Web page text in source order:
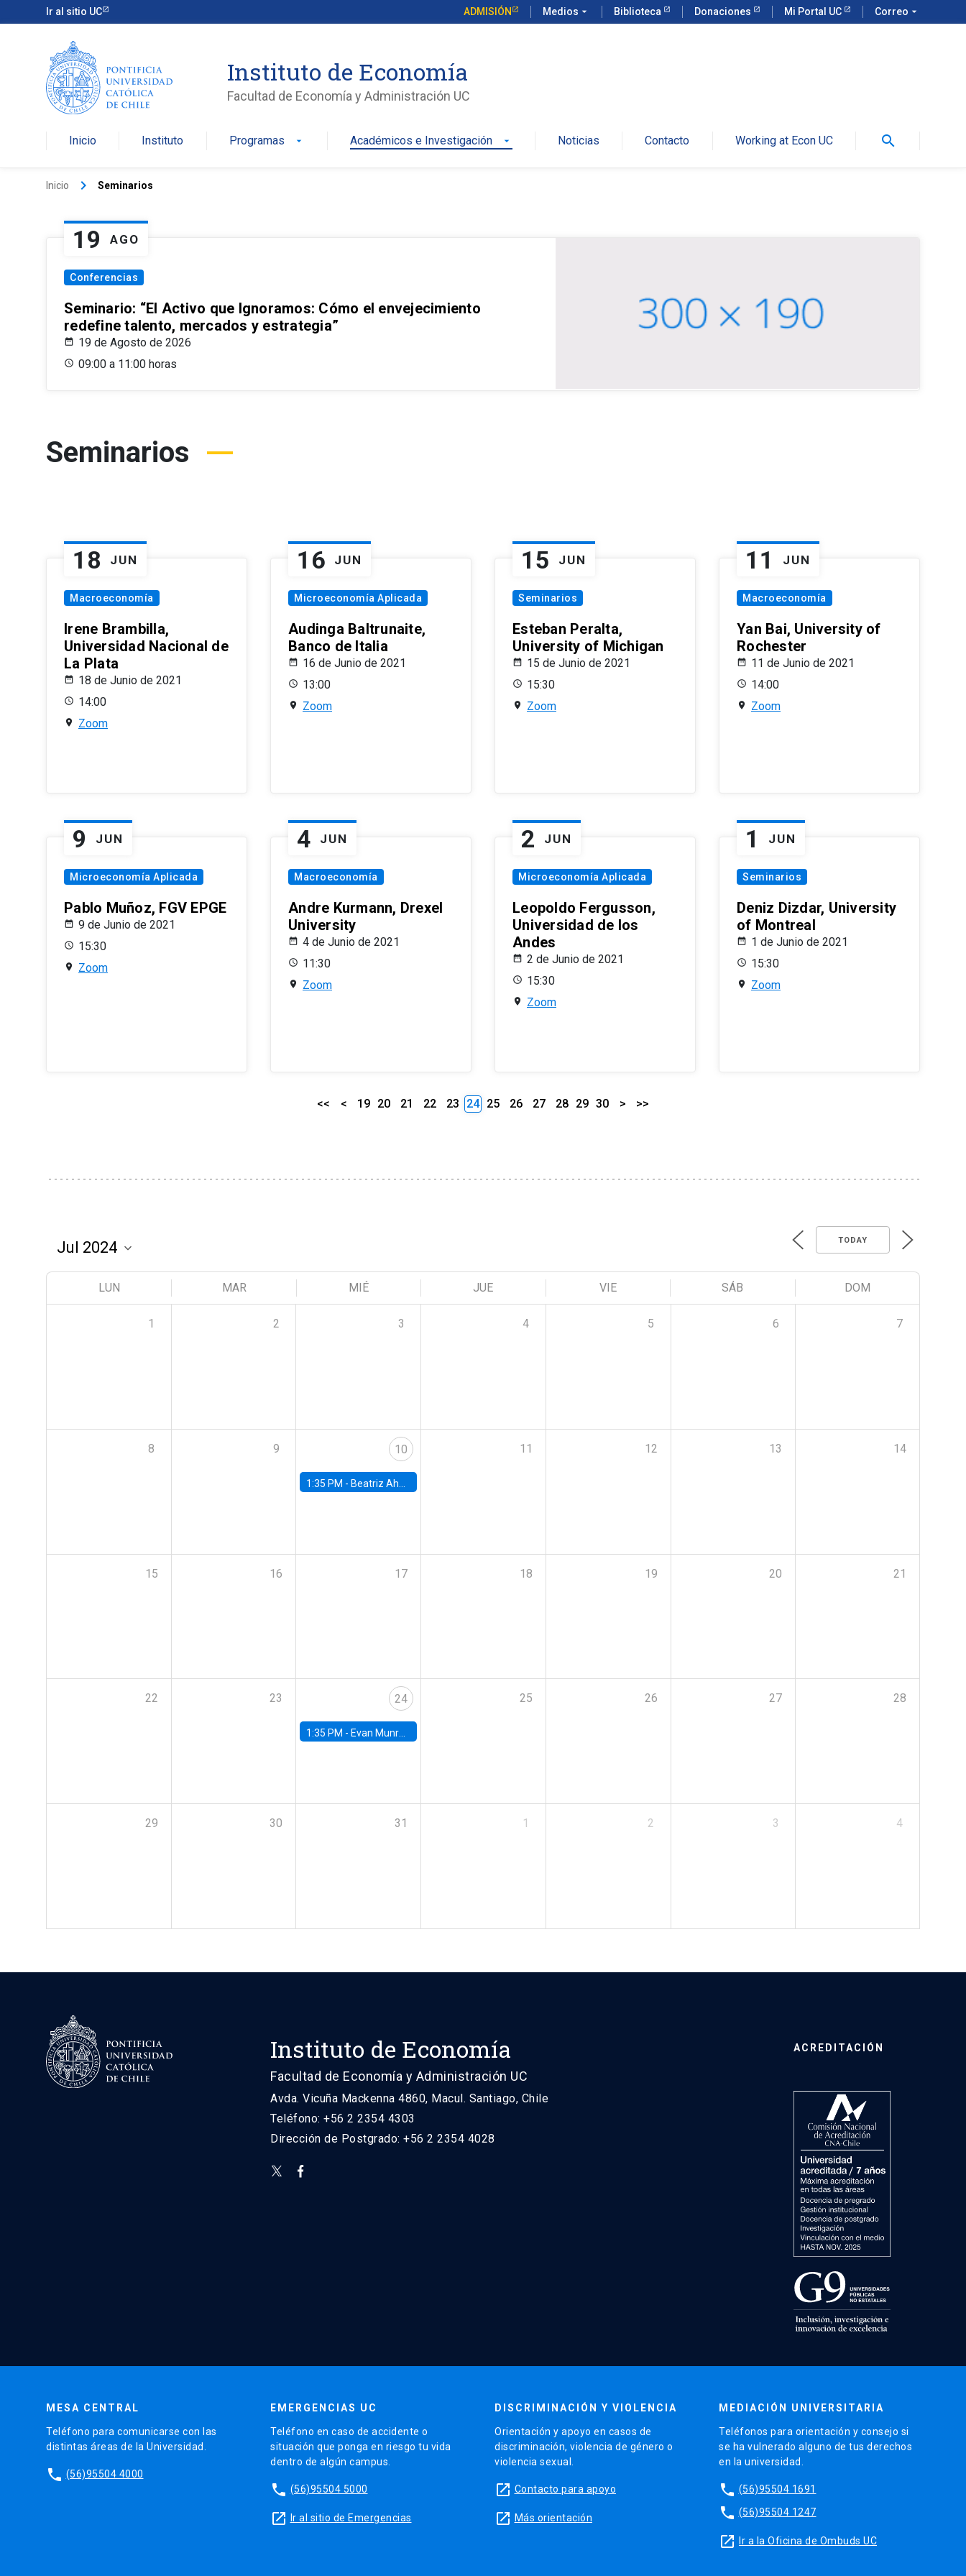
Ir al sitio UC ADMISIÓN Medios arrow_drop_down Biblioteca Donaciones Mi Portal UC Correo arrow_drop_down
Instituto de Economía
Facultad de Economía y Administración UC
Inicio Instituto Programas arrow_drop_down Académicos e Investigación arrow_drop_down Noticias Contacto Working at Econ UC search
Inicio keyboard_arrow_right Seminarios
19 AGO
Conferencias
Seminario: “El Activo que Ignoramos: Cómo el envejecimiento
redefine talento, mercados y estrategia”
19 de Agosto de 2026
09:00 a 11:00 horas
Seminarios
18 JUN
Macroeconomía
Irene Brambilla,
Universidad Nacional de
La Plata
18 de Junio de 2021
14:00
Zoom
16 JUN
Microeconomía Aplicada
Audinga Baltrunaite,
Banco de Italia
16 de Junio de 2021
13:00
Zoom
15 JUN
Seminarios
Esteban Peralta,
University of Michigan
15 de Junio de 2021
15:30
Zoom
11 JUN
Macroeconomía
Yan Bai, University of
Rochester
11 de Junio de 2021
14:00
Zoom
9 JUN
Microeconomía Aplicada
Pablo Muñoz, FGV EPGE
9 de Junio de 2021
15:30
Zoom
4 JUN
Macroeconomía
Andre Kurmann, Drexel
University
4 de Junio de 2021
11:30
Zoom
2 JUN
Microeconomía Aplicada
Leopoldo Fergusson,
Universidad de los
Andes
2 de Junio de 2021
15:30
Zoom
1 JUN
Seminarios
Deniz Dizdar, University
of Montreal
1 de Junio de 2021
15:30
Zoom
<< < 19 20 21 22 23 24 25 26 27 28 29 30 > >>
TODAY
LUN MAR MIÉ JUE VIE SÁB DOM
1 2 3 4 5 6 7
8 9 10
1:35 PM - Beatriz Ahumada, PhD candidate, Universidad de Pittsburgh
11 12 13 14
15 16 17 18 19 20 21
22 23 24
1:35 PM - Evan Munro, Neyman Visiting Assistant Professor in the Department of Statistics at UC Berkeley
25 26 27 28
29 30 31 1 2 3 4
Instituto de Economía
Facultad de Economía y Administración UC
Avda. Vicuña Mackenna 4860, Macul. Santiago, Chile
Teléfono: +56 2 2354 4303
Dirección de Postgrado: +56 2 2354 4028
ACREDITACIÓN
MESA CENTRAL
Teléfono para comunicarse con las
distintas áreas de la Universidad.
phone (56)95504 4000
EMERGENCIAS UC
Teléfono en caso de accidente o
situación que ponga en riesgo tu vida
dentro de algún campus.
phone (56)95504 5000
launch Ir al sitio de Emergencias
DISCRIMINACIÓN Y VIOLENCIA
Orientación y apoyo en casos de
discriminación, violencia de género o
violencia sexual.
launch Contacto para apoyo
launch Más orientación
MEDIACIÓN UNIVERSITARIA
Teléfonos para orientación y consejo si
se ha vulnerado alguno de tus derechos
en la universidad.
phone (56)95504 1691
phone (56)95504 1247
launch Ir a la Oficina de Ombuds UC